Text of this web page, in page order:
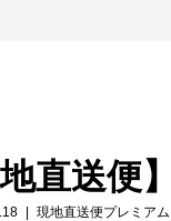
地直送便
現地直送便プレミアム